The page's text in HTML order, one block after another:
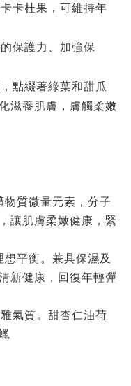
卡杜果，可維持年
保護力、加強保
點綴著綠葉和甜瓜
滋養肌膚，膚觸柔嫩
質微量元素，分子
讓肌膚柔嫩健康，緊
平衡。兼具保濕及
新健康，回復年輕彈
氣質。甜杏仁油荷